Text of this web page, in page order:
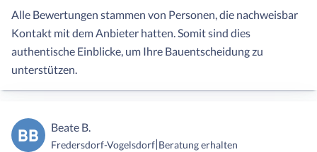
Alle Bewertungen stammen von Personen, die nachweisbar
Kontakt mit dem Anbieter hatten. Somit sind dies
authentische Einblicke, um Ihre Bauentscheidung zu
unterstützen.
BB Beate B.
Fredersdorf-Vogelsdorf|Beratung erhalten